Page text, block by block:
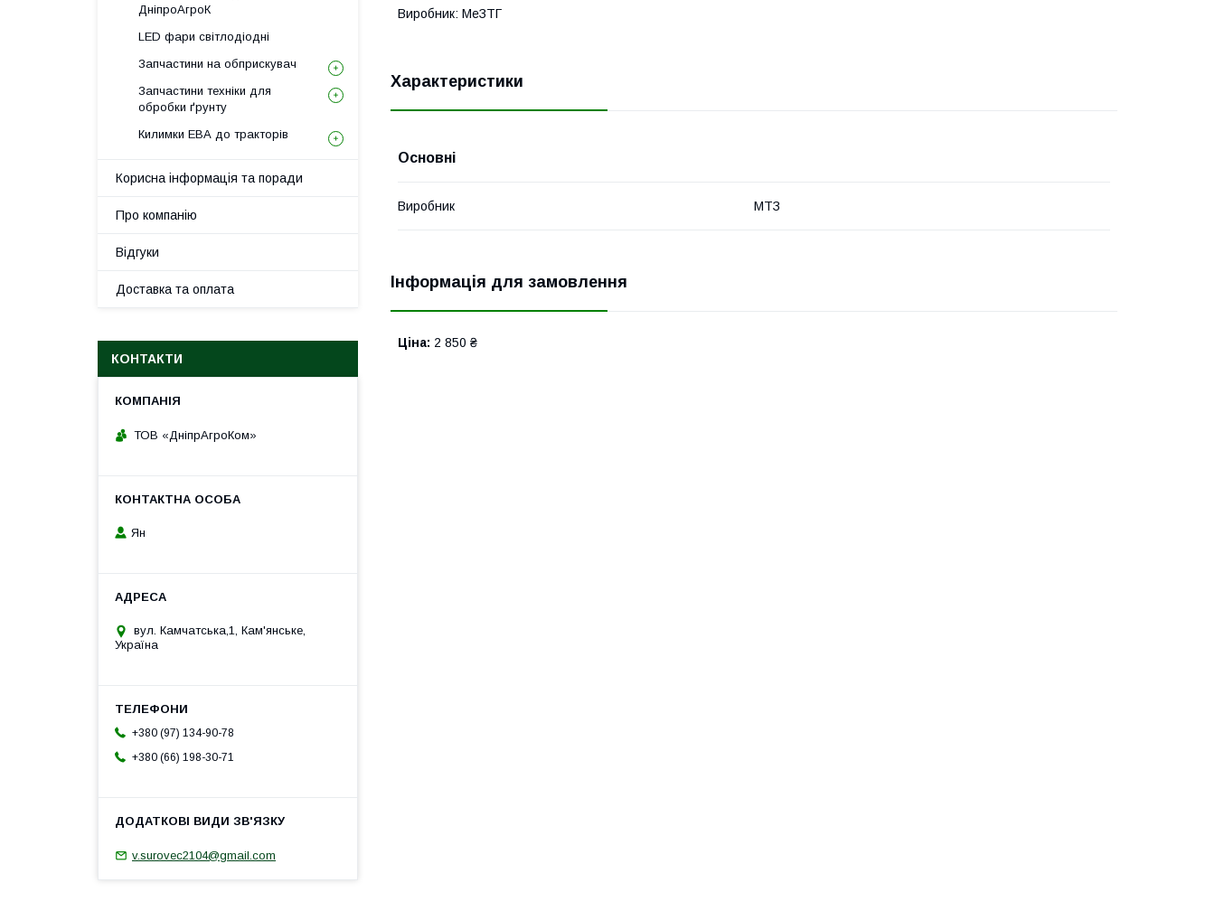
Виробник: МеЗТГ
Характеристики
Основні
Виробник МТЗ
Інформація для замовлення
Ціна: 2 850 ₴
ДніпроАгроК
LED фари світлодіодні
Запчастини на обприскувач
Запчастини техніки для
обробки ґрунту
Килимки ЕВА до тракторів
Корисна інформація та поради
Про компанію
Відгуки
Доставка та оплата
КОНТАКТИ
ТОВ «ДніпрАгроКом»
Ян
вул. Камчатська,1, Кам'янське,
Україна
+380 (97) 134-90-78
+380 (66) 198-30-71
v.surovec2104@gmail.com